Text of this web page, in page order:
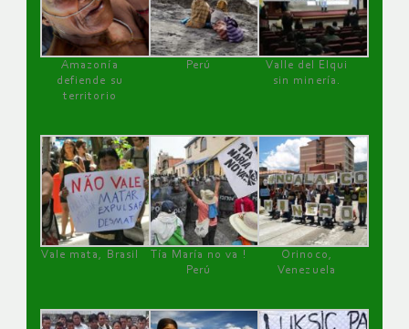
Amazonía
defiende su
territorio
Perú
Valle del Elqui
sin minería.
Vale mata, Brasil
Tía María no va !
Perú
Orinoco,
Venezuela